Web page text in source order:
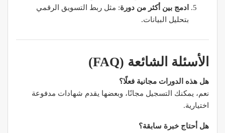
ادمج بين أكثر من دورة: مثل ربط التسويق الرقمي
بتحليل البيانات.
الأسئلة الشائعة (FAQ)
هل هذه الدورات مجانية فعلًا؟
نعم، يمكنك التسجيل مجانًا، وبعضها يقدم شهادات مدفوعة
اختيارية.
هل أحتاج خبرة سابقة؟